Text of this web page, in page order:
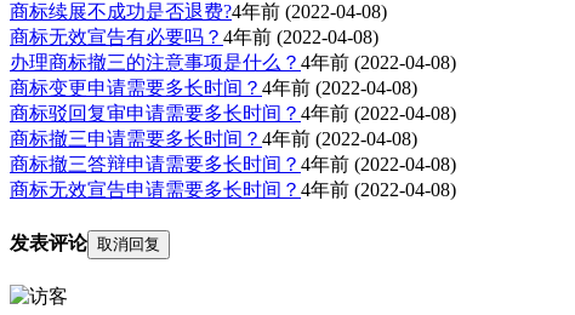
商标续展不成功是否退费?4年前 (2022-04-08)
商标无效宣告有必要吗？ 4年前 (2022-04-08)
办理商标撤三的注意事项是什么？ 4年前 (2022-04-08)
商标变更申请需要多长时间？ 4年前 (2022-04-08)
商标驳回复审申请需要多长时间？ 4年前 (2022-04-08)
商标撤三申请需要多长时间？ 4年前 (2022-04-08)
商标撤三答辩申请需要多长时间？ 4年前 (2022-04-08)
商标无效宣告申请需要多长时间？ 4年前 (2022-04-08)
发表评论 取消回复